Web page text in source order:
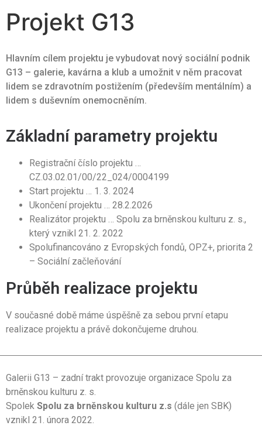
Projekt G13
Hlavním cílem projektu je vybudovat nový sociální podnik
G13 – galerie, kavárna a klub a umožnit v něm pracovat
lidem se zdravotním postižením (především mentálním) a
lidem s duševním onemocněním.
Základní parametry projektu
Registrační číslo projektu …
CZ.03.02.01/00/22_024/0004199
Start projektu … 1. 3. 2024
Ukončení projektu … 28.2.2026
Realizátor projektu … Spolu za brněnskou kulturu z. s.,
který vznikl 21. 2. 2022
Spolufinancováno z Evropských fondů, OPZ+, priorita 2
– Sociální začleňování
Průběh realizace projektu
V současné době máme úspěšně za sebou první etapu
realizace projektu a právě dokončujeme druhou.
Galerii G13 – zadní trakt provozuje organizace Spolu za
brněnskou kulturu z. s.
Spolek Spolu za brněnskou kulturu z.s (dále jen SBK)
vznikl 21. února 2022.